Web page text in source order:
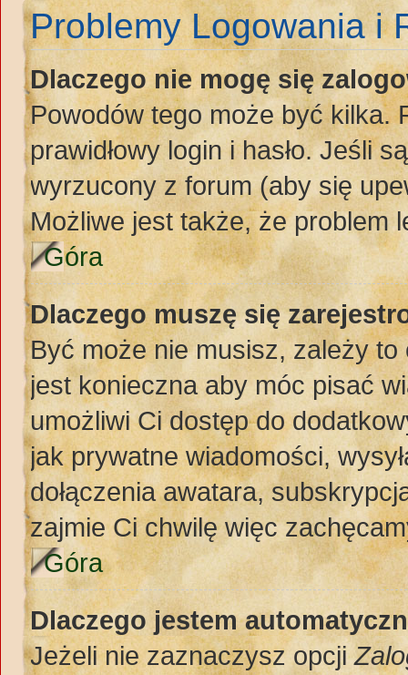
Problemy Logowania i
Dlaczego nie mogę się
Powodów tego może być kilka.
prawidłowy login i hasło. Jeśli
wyrzucony z forum (aby się
Możliwe jest także, że problem
Góra
Dlaczego muszę się
Być może nie musisz, zależy
jest konieczna aby móc pisać
umożliwi Ci dostęp do
jak prywatne wiadomości,
dołączenia awatara,
zajmie Ci chwilę więc
Góra
Dlaczego jestem
Jeżeli nie zaznaczysz opcji